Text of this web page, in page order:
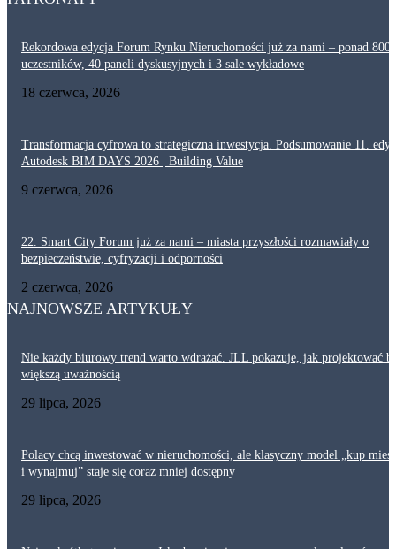
Rekordowa edycja Forum Rynku Nieruchomości już za nami – ponad 800
uczestników, 40 paneli dyskusyjnych i 3 sale wykładowe
18 czerwca, 2026
Transformacja cyfrowa to strategiczna inwestycja. Podsumowanie 11.
Autodesk BIM DAYS 2026 | Building Value
9 czerwca, 2026
22. Smart City Forum już za nami – miasta przyszłości rozmawiały o
bezpieczeństwie, cyfryzacji i odporności
2 czerwca, 2026
NAJNOWSZE ARTYKUŁY
Nie każdy biurowy trend warto wdrażać. JLL pokazuje, jak projektować
większą uważnością
29 lipca, 2026
Polacy chcą inwestować w nieruchomości, ale klasyczny model „kup
i wynajmuj” staje się coraz mniej dostępny
29 lipca, 2026